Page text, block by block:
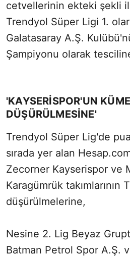
cetvellerinin ekteki şekli
Trendyol Süper Ligi 1.
Galatasaray A.Ş.
Şampiyonu olarak
'KAYSERİSPOR'UN KÜME
DÜŞÜRÜLMESİNE'
Trendyol Süper Lig'de
sırada yer alan
Zecorner Kayserispor ve
Karagümrük takımlarının
düşürülmelerine,
Nesine 2. Lig Beyaz
Batman Petrol Spor A.Ş.